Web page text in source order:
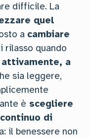
difficile. La
quel
a cambiare
rilasso quando
a
sia leggere,
è scegliere
di
il benessere non